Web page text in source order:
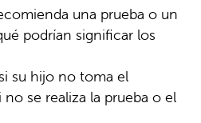
una prueba o un
podrían significar los
su hijo no toma el
se realiza la prueba o el